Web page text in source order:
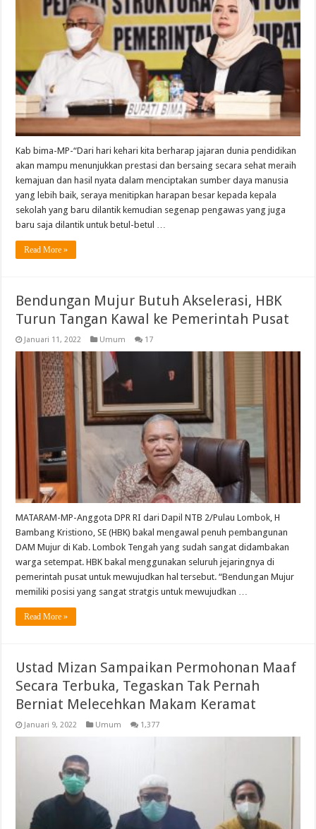
Kab bima-MP-“Dari hari kehari kita berharap jajaran dunia pendidikan
akan mampu menunjukkan prestasi dan bersaing secara sehat meraih
kemajuan dan hasil nyata dalam menciptakan sumber daya manusia
yang lebih baik, seraya menitipkan harapan besar kepada kepala
sekolah yang baru dilantik kemudian segenap pengawas yang juga
baru saja dilantik untuk betul-betul …
Read More »
Bendungan Mujur Butuh Akselerasi, HBK
Turun Tangan Kawal ke Pemerintah Pusat
Januari 11, 2022 Umum 17
MATARAM-MP-Anggota DPR RI dari Dapil NTB 2/Pulau Lombok, H
Bambang Kristiono, SE (HBK) bakal mengawal penuh pembangunan
DAM Mujur di Kab. Lombok Tengah yang sudah sangat didambakan
warga setempat. HBK bakal menggunakan seluruh jejaringnya di
pemerintah pusat untuk mewujudkan hal tersebut. “Bendungan Mujur
memiliki posisi yang sangat stratgis untuk mewujudkan …
Read More »
Ustad Mizan Sampaikan Permohonan Maaf
Secara Terbuka, Tegaskan Tak Pernah
Berniat Melecehkan Makam Keramat
Januari 9, 2022 Umum 1,377